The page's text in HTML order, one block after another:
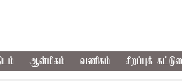
ஆன்மிகம் வணிகம் சிறப்புக்